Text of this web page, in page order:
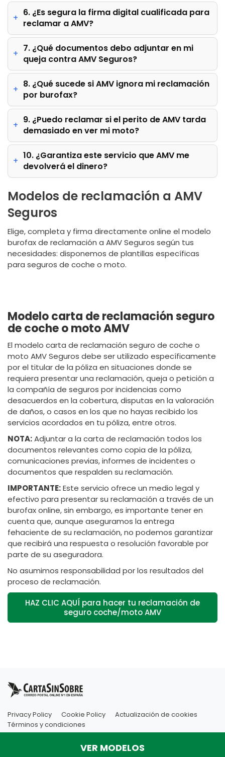
6. ¿Es segura la firma digital cualificada para
reclamar a AMV?
7. ¿Qué documentos debo adjuntar en mi
queja contra AMV Seguros?
8. ¿Qué sucede si AMV ignora mi reclamación
por burofax?
9. ¿Puedo reclamar si el perito de AMV tarda
demasiado en ver mi moto?
10. ¿Garantiza este servicio que AMV me
devolverá el dinero?
Modelos de reclamación a AMV
Seguros
Elige, completa y firma directamente online el modelo
burofax de reclamación a AMV Seguros según tus
necesidades: disponemos de plantillas específicas
para seguros de coche o moto.
Modelo carta de reclamación seguro
de coche o moto AMV
El modelo carta de reclamación seguro de coche o
moto AMV Seguros debe ser utilizado específicamente
por el titular de la póliza en situaciones donde se
requiera presentar una reclamación, queja o petición a
la compañía de seguros por incidencias como
desacuerdos en la cobertura, disputas en la valoración
de daños, o casos en los que no hayas recibido los
servicios acordados en tu póliza, entre otros.
NOTA:Adjuntar a la carta de reclamación todos los
documentos relevantes como copia de la póliza,
comunicaciones previas, informes de incidentes o
documentos que respalden su reclamación.
IMPORTANTE:Este servicio ofrece un medio legal y
efectivo para presentar su reclamación a través de un
burofax online, sin embargo, es importante tener en
cuenta que, aunque aseguramos la entrega
fehaciente de su reclamación, no podemos garantizar
que recibirá una respuesta o resolución favorable por
parte de su aseguradora.
No asumimos responsabilidad por los resultados del
proceso de reclamación.
HAZ CLIC AQUÍ para hacer tu reclamación de
seguro coche/moto AMV
VER MODELOS
Privacy Policy Cookie Policy
Actualización de cookies
Términos y condiciones
Copyright Innovatio Online Ltd